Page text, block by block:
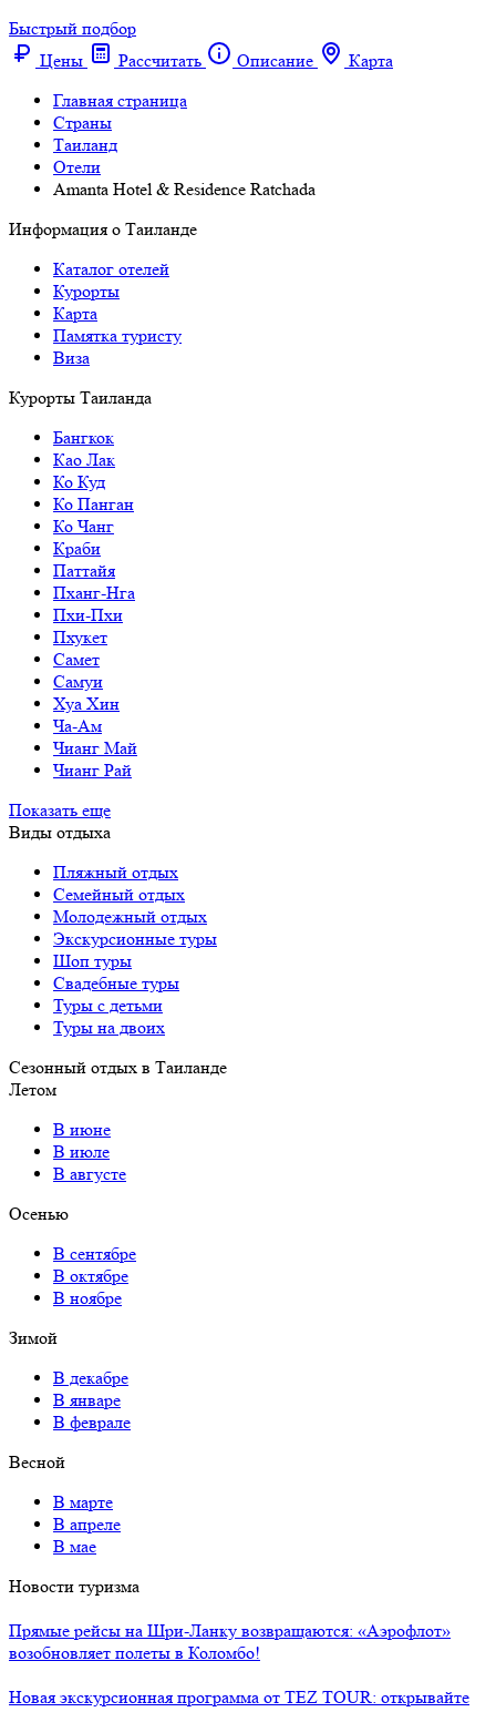
Быстрый подбор
Цены
Рассчитать Описание
Карта
Главная страница
Cтраны
Таиланд
Отели
Amanta Hotel & Residence Ratchada
Информация о Таиланде
Каталог отелей
Курорты
Карта
Памятка туристу
Виза
Курорты Таиланда
Бангкок
Као Лак
Ко Куд
Ко Панган
Ко Чанг
Краби
Паттайя
Пханг-Нга
Пхи-Пхи
Пхукет
Самет
Самуи
Хуа Хин
Ча-Ам
Чианг Май
Чианг Рай
Показать еще
Виды отдыха
Пляжный отдых
Семейный отдых
Молодежный отдых
Экскурсионные туры
Шоп туры
Свадебные туры
Туры с детьми
Туры на двоих
Сезонный отдых в Таиланде
Летом
В июне
В июле
В августе
Осенью
В сентябре
В октябре
В ноябре
Зимой
В декабре
В январе
В феврале
Весной
В марте
В апреле
В мае
Новости туризма
Прямые рейсы на Шри-Ланку возвращаются: «Аэрофлот»
возобновляет полеты в Коломбо!
Новая экскурсионная программа от TEZ TOUR: открывайте